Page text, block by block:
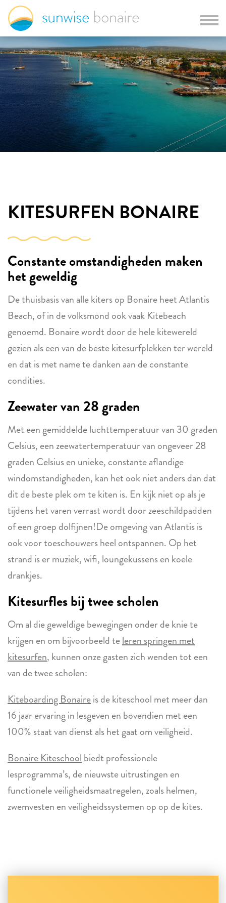
KITESURFEN BONAIRE
Constante omstandigheden maken
het geweldig
De thuisbasis van alle kiters op Bonaire heet Atlantis
Beach, of in de volksmond ook vaak Kitebeach
genoemd. Bonaire wordt door de hele kitewereld
gezien als een van de beste kitesurfplekken ter wereld
en dat is met name te danken aan de constante
condities.
Zeewater van 28 graden
Met een gemiddelde luchttemperatuur van 30 graden
Celsius, een zeewatertemperatuur van ongeveer 28
graden Celsius en unieke, constante aflandige
windomstandigheden, kan het ook niet anders dan dat
dit de beste plek om te kiten is. En kijk niet op als je
tijdens het varen verrast wordt door zeeschildpadden
of een groep dolfijnen!De omgeving van Atlantis is
ook voor toeschouwers heel ontspannen. Op het
strand is er muziek, wifi, loungekussens en koele
drankjes.
Kitesurfles bij twee scholen
Om al die geweldige bewegingen onder de knie te
krijgen en om bijvoorbeeld teleren springen met
kitesurfen, kunnen onze gasten zich wenden tot een
van de twee scholen:
Kiteboarding Bonaireis de kiteschool met meer dan
16 jaar ervaring in lesgeven en bovendien met een
100% staat van dienst als het gaat om veiligheid.
Bonaire Kiteschoolbiedt professionele
lesprogramma’s, de nieuwste uitrustingen en
functionele veiligheidsmaatregelen, zoals helmen,
zwemvesten en veiligheidssystemen op op de kites.